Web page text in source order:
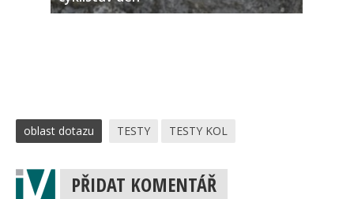
oblast dotazu TESTY TESTY KOL
PŘIDAT KOMENTÁŘ